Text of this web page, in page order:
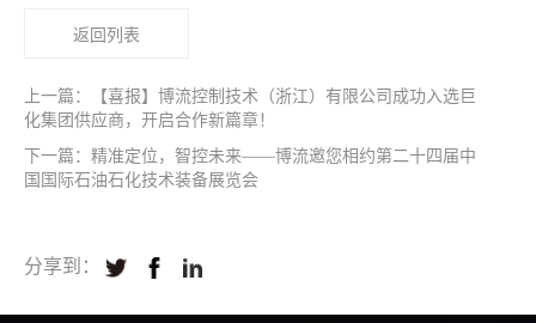
上一篇：【喜报】博流控制技术（浙江）有限公司成功入选巨
化集团供应商，开启合作新篇章！
下一篇：精准定位，智控未来——博流邀您相约第二十四届中
国国际石油石化技术装备展览会
返回列表
分享到：